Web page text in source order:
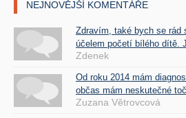
NEJNOVĚJŠÍ KOMENTÁŘE
Zdravím, také bych se rád
účelem početí bílého dítě.
Zdenek
Od roku 2014 mám
občas mám neskutečné
Zuzana Větrovcová